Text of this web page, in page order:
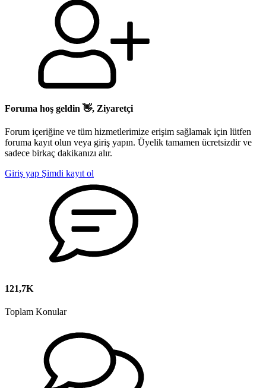
Foruma hoş geldin 👋, Ziyaretçi
Forum içeriğine ve tüm hizmetlerimize erişim sağlamak için lütfen
foruma kayıt olun veya giriş yapın. Üyelik tamamen ücretsizdir ve
sadece birkaç dakikanızı alır.
Giriş yap Şimdi kayıt ol
121,7K
Toplam Konular